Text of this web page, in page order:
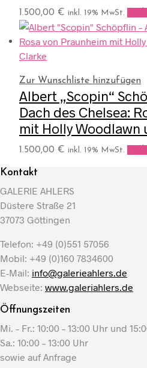
1.500,00 € inkl. 19% MwSt.
Zur Wunschliste hinzufügen
Albert „Scopin“
Dach des Chelsea:
mit Holly Woodlawn
1.500,00 € inkl. 19% MwSt.
Kontakt
GALERIE AHLERS
Düstere Straße 21
37073 Göttingen
Telefon: +49 (0)551 57056
Mobil: +49 (0)160 7834600
E-Mail: info@galerieahlers.de
Webseite: www.galeriahlers.de
Öffnungszeiten
Mi. – Fr.: 10:00 – 13:00 Uhr und
Sa.: 10:00 – 13:00 Uhr
sowie auf Anfrage